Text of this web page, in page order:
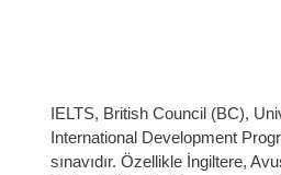
IELTS, British Council (BC),
International Development
sınavıdır. Özellikle İngiltere,